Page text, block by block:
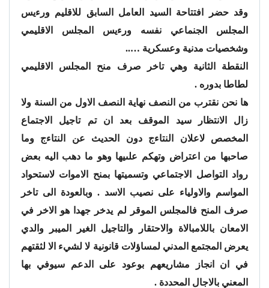
وقد حضر افتتاحة السيد العامل السابق للاقليم ورءيس
المجلس الجنماعي نفسه ورءيس المجلس الاقليمي
وشخصيات مدنية وعسكرية …..
النقطة الثانية وهي تاخر صرف منح المجلس الاقليمي
لطاطا بدوره .
ها نحن نقترب من النصف نهاية النصف الاول من السنة ولا
زال الانتظار سيد الموقف بعد ان تم تاجيل الاجتماع
المخصص لاعلان النتاءج دون الحديث عن النتاءج وما
صاحبها من اعتراض وتهكم علىيها وهو ما دهب اليه بعض
رواد التواصل الاجتماعي وتسميتها بمنح الاموات لاستحواد
المواسم والاولياء على نصيب الاسد . وبالعودة الى تاخر
صرف المنح فالمجلس الموقر لم يدخر جهدا هو الاخر في
الامعان باللامبالاة والاحتقار والتاجيل الغير الميبر والدي
يعرض المجتمع المدني لمساؤلات قانونية لا لشيء الا لثقتهم
في ان انجاز مشاريعهم بوعود على الدعم سيوفي بها
المعني بالاجال المحددة .